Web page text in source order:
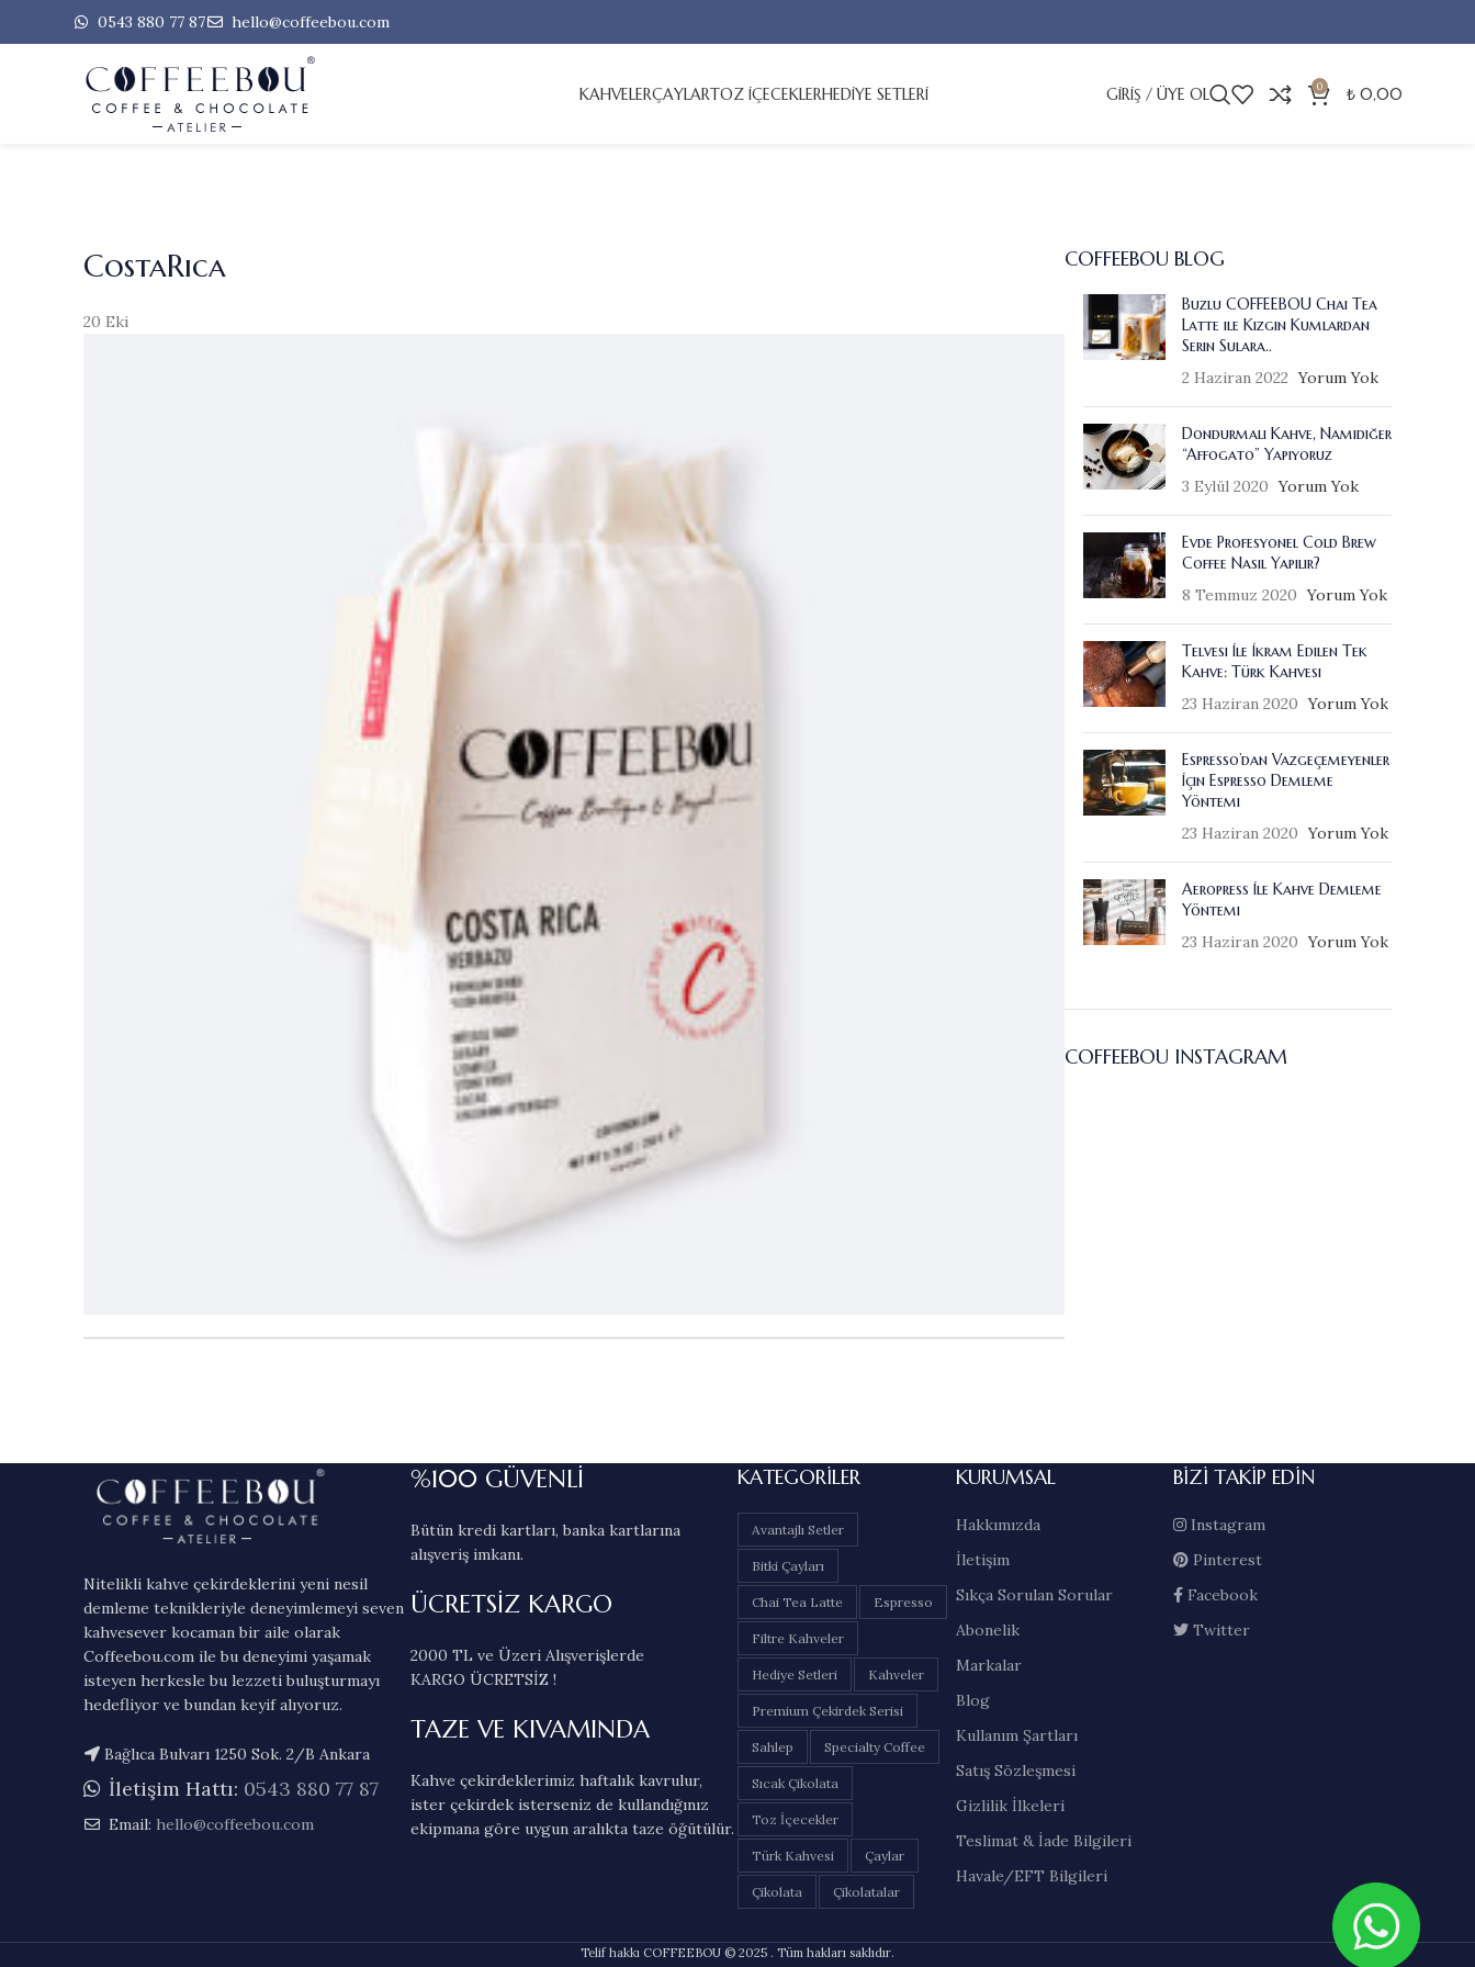
0543 880 77 87 hello@coffeebou.com
KAHVELERÇAYLARTOZ İÇECEKLERHEDİYE SETLERİ GIRIŞ / ÜYE OL 0 ₺ 0,00
CostaRica
20 Eki
COFFEEBOU BLOG
Buzlu COFFEEBOU Chai Tea
Latte ile Kızgın Kumlardan
Serin Sulara..
2 Haziran 2022 Yorum Yok
Dondurmalı Kahve, Namıdiğer
“Affogato” Yapıyoruz
3 Eylül 2020 Yorum Yok
Evde Profesyonel Cold Brew
Coffee Nasıl Yapılır?
8 Temmuz 2020 Yorum Yok
Telvesi İle İkram Edilen Tek
Kahve: Türk Kahvesi
23 Haziran 2020 Yorum Yok
Espresso’dan Vazgeçemeyenler
İçin Espresso Demleme
Yöntemi
23 Haziran 2020 Yorum Yok
Aeropress İle Kahve Demleme
Yöntemi
23 Haziran 2020 Yorum Yok
COFFEEBOU INSTAGRAM
Nitelikli kahve çekirdeklerini yeni nesil
demleme teknikleriyle deneyimlemeyi seven
kahvesever kocaman bir aile olarak
Coffeebou.com ile bu deneyimi yaşamak
isteyen herkesle bu lezzeti buluşturmayı
hedefliyor ve bundan keyif alıyoruz.
Bağlıca Bulvarı 1250 Sok. 2/B Ankara
İletişim Hattı: 0543 880 77 87
Email: hello@coffeebou.com
%100 GÜVENLİ
Bütün kredi kartları, banka kartlarına
alışveriş imkanı.
ÜCRETSİZ KARGO
2000 TL ve Üzeri Alışverişlerde
KARGO ÜCRETSİZ !
TAZE VE KIVAMINDA
Kahve çekirdeklerimiz haftalık kavrulur,
ister çekirdek isterseniz de kullandığınız
ekipmana göre uygun aralıkta taze öğütülür.
KATEGORILER
Avantajlı Setler
Bitki Çayları
Chai Tea Latte Espresso
Filtre Kahveler
Hediye Setleri Kahveler
Premium Çekirdek Serisi
Sahlep Specialty Coffee
Sıcak Çikolata
Toz İçecekler
Türk Kahvesi Çaylar
Çikolata Çikolatalar
KURUMSAL
Hakkımızda
İletişim
Sıkça Sorulan Sorular
Abonelik
Markalar
Blog
Kullanım Şartları
Satış Sözleşmesi
Gizlilik İlkeleri
Teslimat & İade Bilgileri
Havale/EFT Bilgileri
BIZI TAKIP EDIN
Instagram
Pinterest
Facebook
Twitter
Telif hakkı COFFEEBOU © 2025 . Tüm hakları saklıdır.